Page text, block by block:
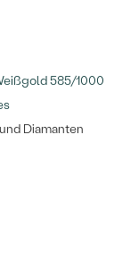
585/1000
Diamanten